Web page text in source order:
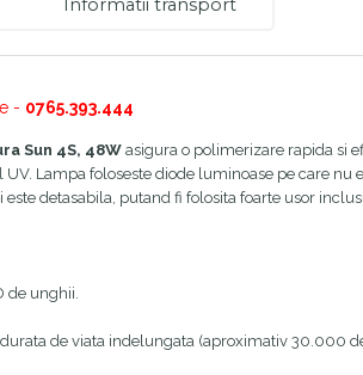
Informatii transport
- 0765.393.444
Sun 4S, 48Wasigura o polimerizare rapida si
Lampa foloseste diode luminoase pe care nu
detasabila, putand fi folosita foarte usor
de unghii.
de viata indelungata (aproximativ 30.000